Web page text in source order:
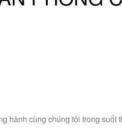
hành cùng chúng tôi trong suốt